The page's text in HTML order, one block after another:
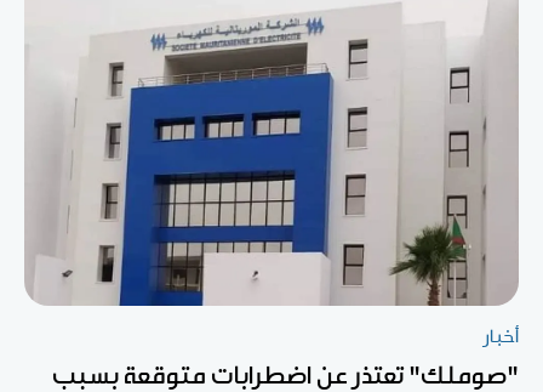
أخبار
"صوملك" تعتذر عن اضطرابات متوقعة بسبب